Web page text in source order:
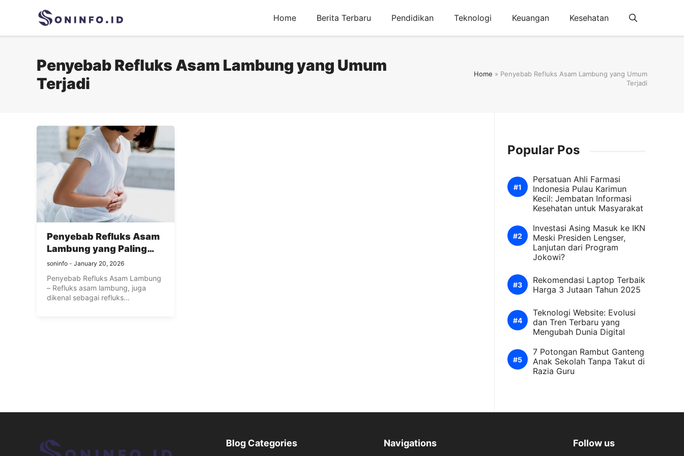
Home Berita Terbaru Pendidikan Teknologi Keuangan Kesehatan
Penyebab Refluks Asam Lambung yang Umum
Terjadi
Home » Penyebab Refluks Asam Lambung yang Umum
Terjadi
Penyebab Refluks Asam
Lambung yang Paling
Umum Terjadi
soninfo January 20, 2026
Penyebab Refluks Asam Lambung
– Refluks asam lambung, juga
dikenal sebagai refluks
Popular Pos
Persatuan Ahli Farmasi
Indonesia Pulau Karimun
Kecil: Jembatan Informasi
Kesehatan untuk Masyarakat
Investasi Asing Masuk ke IKN
Meski Presiden Lengser,
Lanjutan dari Program
Jokowi?
Rekomendasi Laptop Terbaik
Harga 3 Jutaan Tahun 2025
Teknologi Website: Evolusi
dan Tren Terbaru yang
Mengubah Dunia Digital
7 Potongan Rambut Ganteng
Anak Sekolah Tanpa Takut di
Razia Guru
Blog Categories Navigations Follow us